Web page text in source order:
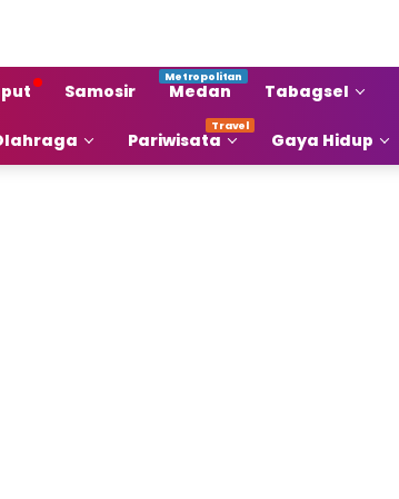
Samosir Medan Tabagsel
Pariwisata Gaya Hidup